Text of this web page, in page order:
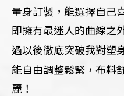
量身訂製，能選擇自己
即擁有最迷人的曲線之
過以後徹底突破我對塑
能自由調整鬆緊，布料
麗！